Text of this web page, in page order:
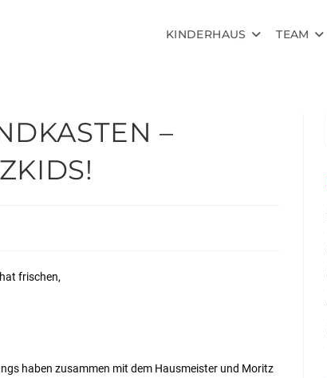
KINDERHAUS TEAM
–
frischen,
haben zusammen mit dem Hausmeister und Moritz